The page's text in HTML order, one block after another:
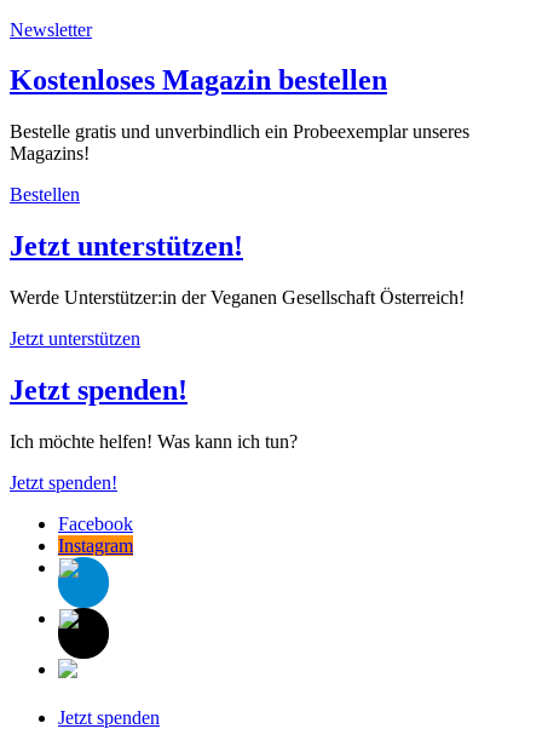
Newsletter
Kostenloses Magazin bestellen
Bestelle gratis und unverbindlich ein Probeexemplar unseres
Magazins!
Bestellen
Jetzt unterstützen!
Werde Unterstützer:in der Veganen Gesellschaft Österreich!
Jetzt unterstützen
Jetzt spenden!
Ich möchte helfen! Was kann ich tun?
Jetzt spenden!
Facebook
Instagram
Jetzt spenden